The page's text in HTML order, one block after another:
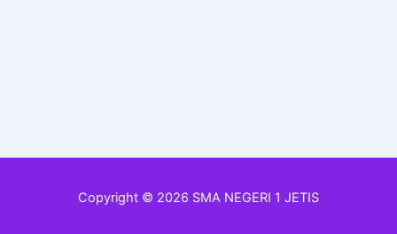
Copyright © 2026 SMA NEGERI 1 JETIS